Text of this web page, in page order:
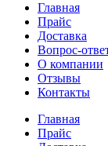
Главная
Прайс
Доставка
Вопрос-
О компании
Отзывы
Контакты
Главная
Прайс